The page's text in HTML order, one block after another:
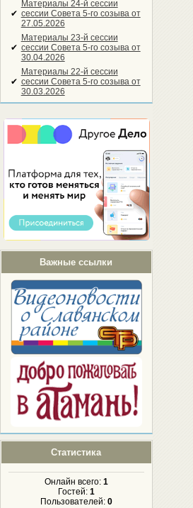
✔
Материалы 24-й сессии
сессии Совета 5-го созыва от
27.05.2026
✔
Материалы 23-й сессии
сессии Совета 5-го созыва от
30.04.2026
✔
Материалы 22-й сессии
сессии Совета 5-го созыва от
30.03.2026
Важные ссылки
Статистика
Онлайн всего: 1
Гостей: 1
Пользователей: 0